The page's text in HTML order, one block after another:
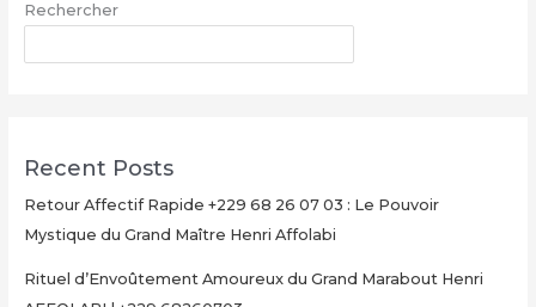
Comment
ce
et
de
vengeance
+229
Rechercher
Recent Posts
Retour Affectif Rapide +229 68 26 07 03 : Le Pouvoir
Mystique du Grand Maître Henri Affolabi
Rituel d’Envoûtement Amoureux du Grand Marabout Henri